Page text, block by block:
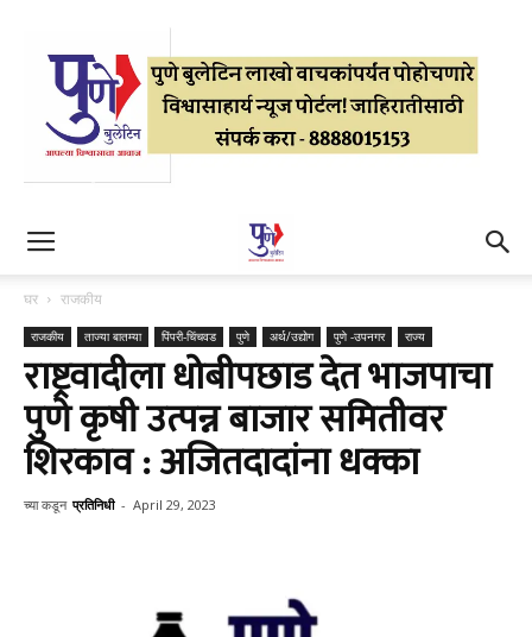
घर राजकीय
राजकीय ताज्या बातम्या पिंपरी-चिंचवड पुणे अर्थ/उद्योग पुणे -उपनगर राज्य
राष्ट्रवादीला धोबीपछाड देत भाजपाचा
पुणे कृषी उत्पन्न बाजार समितीवर
शिरकाव : अजितदादांना धक्का
च्या कडून प्रतिनिधी - April 29, 2023